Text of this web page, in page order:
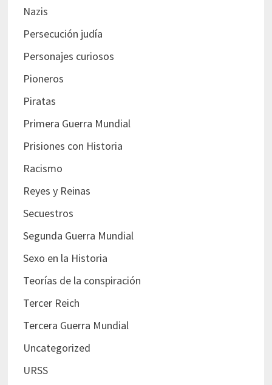
Nazis
Persecución judía
Personajes curiosos
Pioneros
Piratas
Primera Guerra Mundial
Prisiones con Historia
Racismo
Reyes y Reinas
Secuestros
Segunda Guerra Mundial
Sexo en la Historia
Teorías de la conspiración
Tercer Reich
Tercera Guerra Mundial
Uncategorized
URSS